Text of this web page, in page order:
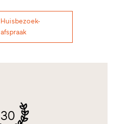
Huisbezoek-
afspraak
30